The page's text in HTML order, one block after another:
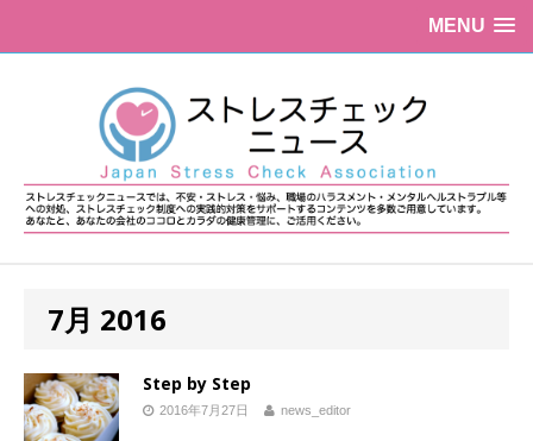
MENU
7月 2016
Step by Step
2016年7月27日 news_editor